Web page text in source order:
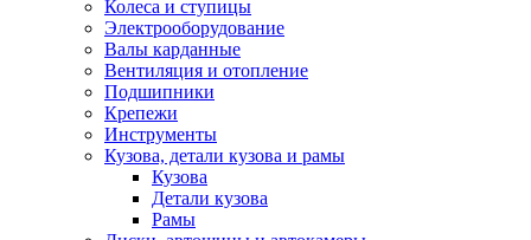
Колеса и ступицы
Электрооборудование
Валы карданные
Вентиляция и отопление
Подшипники
Крепежи
Инструменты
Кузова, детали кузова и рамы
Кузова
Детали кузова
Рамы